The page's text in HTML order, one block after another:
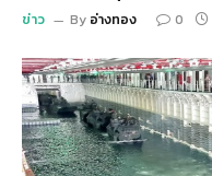
ข่าว By อ่างทอง 0